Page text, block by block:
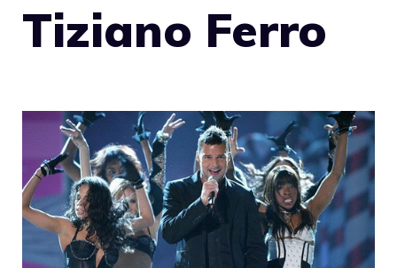
Tiziano Ferro